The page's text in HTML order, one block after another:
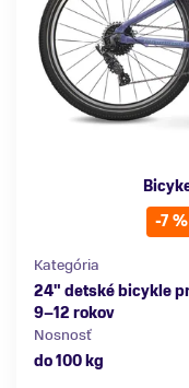
-7 %
Kategória
24" detské bicykle
9–12 rokov
Nosnosť
do 100 kg